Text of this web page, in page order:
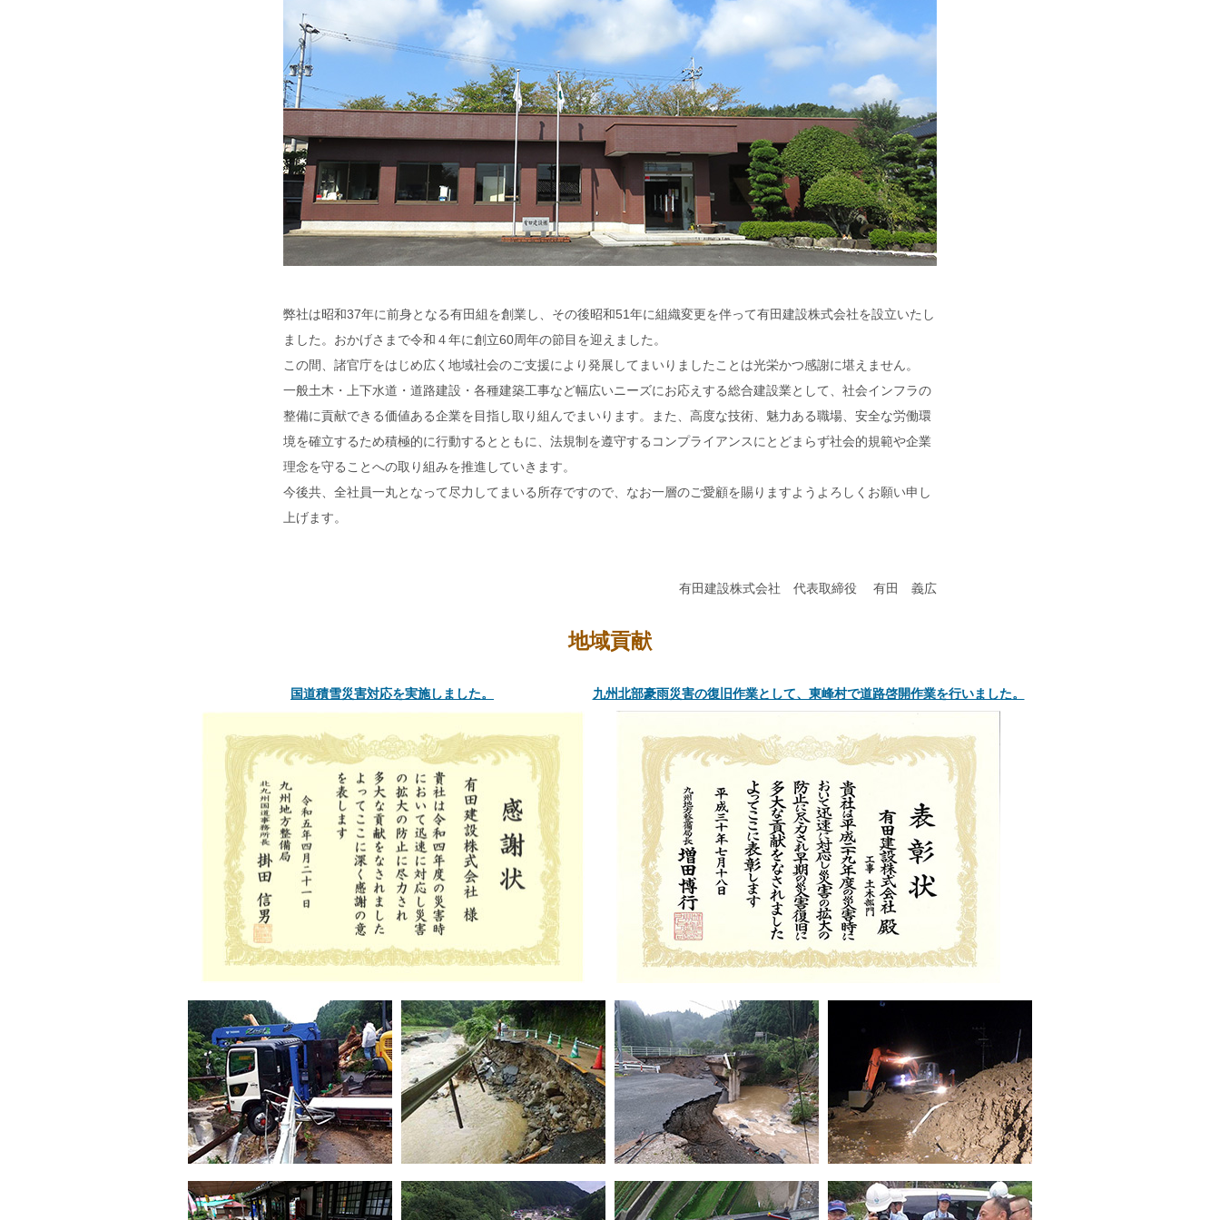
弊社は昭和37年に前身となる有田組を創業し、その後昭和51年に組織変更を伴って有田建設株式会社を設立いたし
ました。おかげさまで令和４年に創立60周年の節目を迎えました。
この間、諸官庁をはじめ広く地域社会のご支援により発展してまいりましたことは光栄かつ感謝に堪えません。
一般土木・上下水道・道路建設・各種建築工事など幅広いニーズにお応えする総合建設業として、社会インフラの
整備に貢献できる価値ある企業を目指し取り組んでまいります。また、高度な技術、魅力ある職場、安全な労働環
境を確立するため積極的に行動するとともに、法規制を遵守するコンプライアンスにとどまらず社会的規範や企業
理念を守ることへの取り組みを推進していきます。
今後共、全社員一丸となって尽力してまいる所存ですので、なお一層のご愛顧を賜りますようよろしくお願い申し
上げます。
有田建設株式会社 代表取締役 有田 義広
地域貢献
国道積雪災害対応を実施しました。 九州北部豪雨災害の復旧作業として、東峰村で道路啓開作業を行いました。